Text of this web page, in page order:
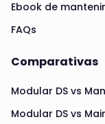
Ebook de
FAQs
Comparativas
Modular DS vs
Modular DS vs